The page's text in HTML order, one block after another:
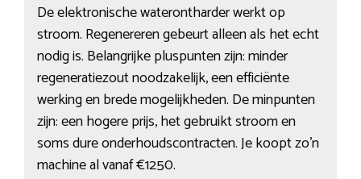
De elektronische waterontharder werkt op
stroom. Regenereren gebeurt alleen als het echt
nodig is. Belangrijke pluspunten zijn: minder
regeneratiezout noodzakelijk, een efficiënte
werking en brede mogelijkheden. De minpunten
zijn: een hogere prijs, het gebruikt stroom en
soms dure onderhoudscontracten. Je koopt zo’n
machine al vanaf €1250.